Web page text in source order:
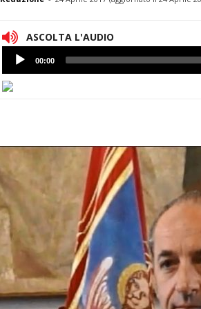
ASCOLTA L'AUDIO
Lettore
Audio
00:00